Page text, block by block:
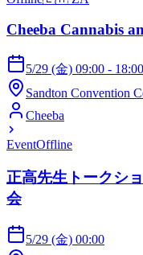
Cheeba Cannabis
5/29 (金) 09:00 -
Sandton Convention
Cheeba
EventOffline
正高先生トークシ
会
5/29 (金) 00:00